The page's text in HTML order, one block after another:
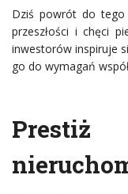
Dziś powrót do tego
przeszłości i chęci
inwestorów inspiruje
go do wymagań